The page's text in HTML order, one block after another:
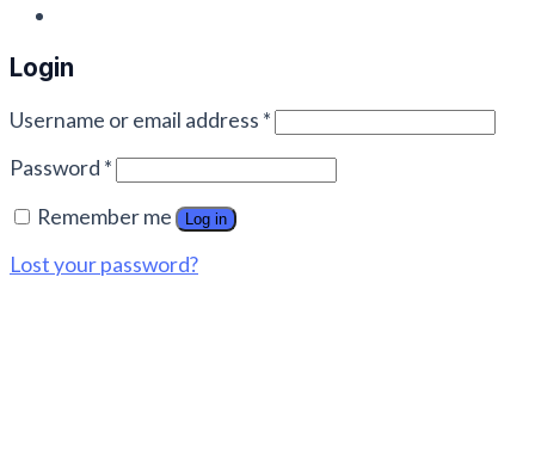
Login
Username or email address *
Password *
Remember me
Log in
Lost your password?